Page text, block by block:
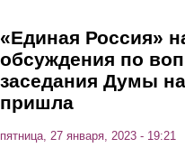
«Единая Россия»
обсуждения по
заседания Думы
пришла
пятница, 27 января, 2023 - 19:21